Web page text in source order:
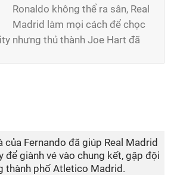
Ronaldo không thể ra sân, Real
Madrid làm mọi cách để chọc
nhưng thủ thành Joe Hart đã
của Fernando đã giúp Real Madrid
để giành vé vào chung kết, gặp đội
thành phố Atletico Madrid.